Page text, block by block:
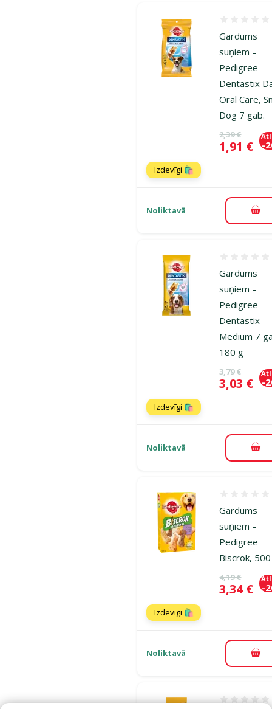
Gardums
suņiem –
Pedigree
Dentastix
Oral Care,
Dog 7 gab.
Oriģinālā
2,39 €
Cena
1,91 € -
Izdevīgi 🛍️
Noliktavā
Gardums
suņiem –
Pedigree
Dentastix
Medium 7
180 g
Oriģinālā
3,79 €
Cena
3,03 € -
Izdevīgi 🛍️
Noliktavā
Gardums
suņiem –
Pedigree
Biscrok,
Oriģinālā
4,19 €
Cena
3,34 € -
Izdevīgi 🛍️
Noliktavā
Atsauksmes